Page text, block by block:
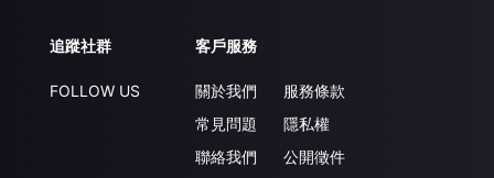
追蹤社群
FOLLOW US
客戶服務
關於我們
常見問題
聯絡我們
服務條款
隱私權
公開徵件